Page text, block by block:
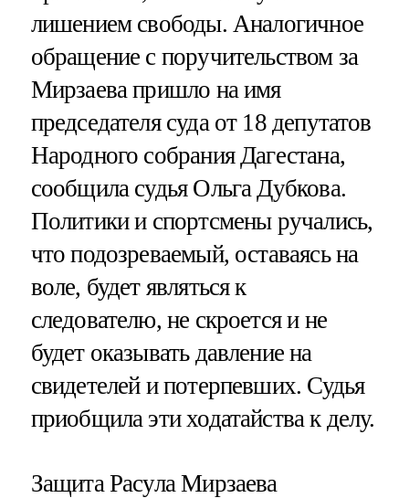
лишением свободы. Аналогичное
обращение с поручительством за
Мирзаева пришло на имя
председателя суда от 18 депутатов
Народного собрания Дагестана,
сообщила судья Ольга Дубкова.
Политики и спортсмены ручались,
что подозреваемый, оставаясь на
воле, будет являться к
следователю, не скроется и не
будет оказывать давление на
свидетелей и потерпевших. Судья
приобщила эти ходатайства к делу.
Защита Расула Мирзаева